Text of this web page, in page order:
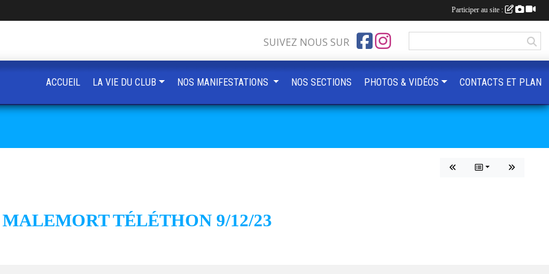
MALEMORT TÉLÉTHON 9/12/23
SUIVEZ NOUS SUR
ACCUEIL LA VIE DU CLUB NOS MANIFESTATIONS NOS SECTIONS PHOTOS & VIDÉOS CONTACTS ET PLAN
Participer au site :